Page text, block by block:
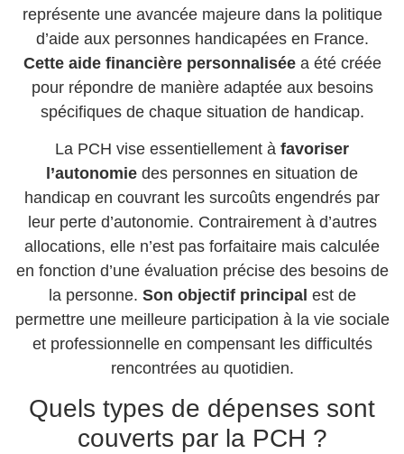
représente une avancée majeure dans la politique
d’aide aux personnes handicapées en France.
Cette aide financière personnaliséea été créée
pour répondre de manière adaptée aux besoins
spécifiques de chaque situation de handicap.
La PCH vise essentiellement à favoriser
l’autonomie des personnes en situation de
handicap en couvrant les surcoûts engendrés par
leur perte d’autonomie. Contrairement à d’autres
allocations, elle n’est pas forfaitaire mais calculée
en fonction d’une évaluation précise des besoins de
la personne. Son objectif principal est de
permettre une meilleure participation à la vie sociale
et professionnelle en compensant les difficultés
rencontrées au quotidien.
Quels types de dépenses sont
couverts par la PCH ?